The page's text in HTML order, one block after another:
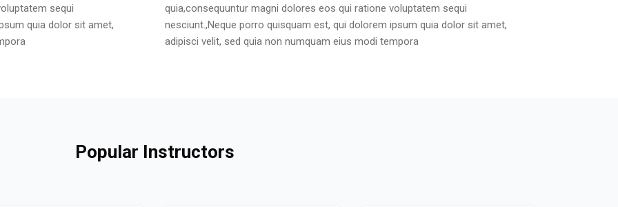
sequi
quia dolor sit amet,
quia,consequuntur magni dolores eos qui ratione voluptatem sequi
nesciunt.,Neque porro quisquam est, qui dolorem ipsum quia dolor sit amet,
adipisci velit, sed quia non numquam eius modi tempora
Popular Instructors